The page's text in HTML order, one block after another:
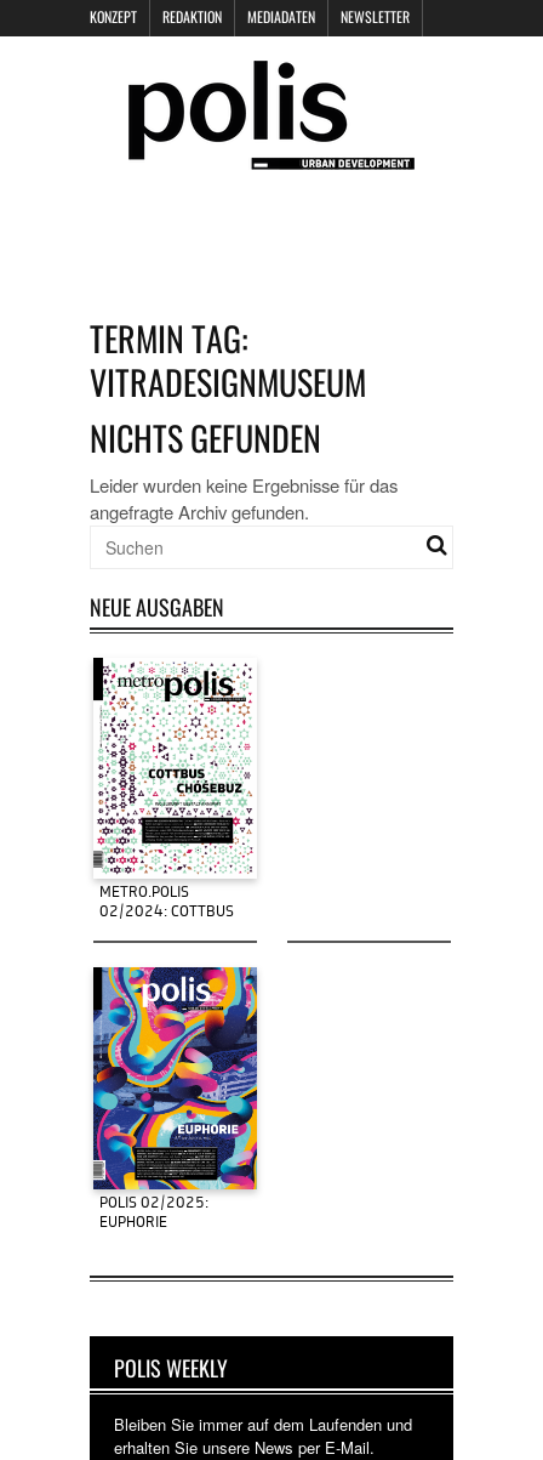
KONZEPT REDAKTION MEDIADATEN NEWSLETTER
DATENSCHUTZ
TERMIN TAG:
VITRADESIGNMUSEUM
NICHTS GEFUNDEN
Leider wurden keine Ergebnisse für das
angefragte Archiv gefunden.
NEUE AUSGABEN
METRO.POLIS
02/2024: COTTBUS
POLIS 02/2025:
EUPHORIE
POLIS WEEKLY
Bleiben Sie immer auf dem Laufenden und
erhalten Sie unsere News per E-Mail.